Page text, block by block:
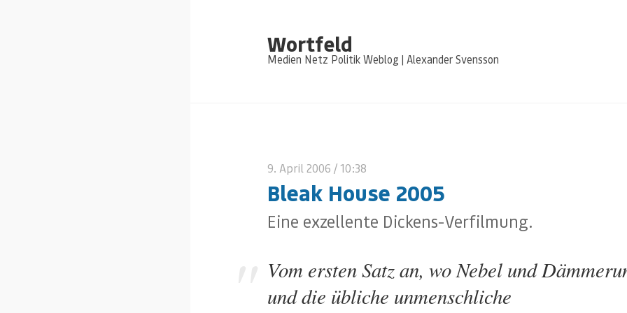
Wortfeld
Medien Netz Politik Weblog | Alexander Svensson
9. April 2006 / 10:38
Bleak House 2005
Eine exzellente Dickens-Verfilmung.
Vom ersten Satz an, wo Nebel und
und die übliche unmenschliche